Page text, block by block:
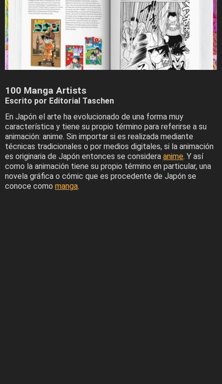
100 Manga Artists
Escrito por Editorial Taschen
En Japón el arte ha evolucionado de una forma muy
característica y tiene su propio término para referirse a su
animación: anime. Sin importar si es realizada mediante
técnicas tradicionales o por medios digitales, si la animación
es originaria de Japón entonces se considera anime. Y así
como la animación tiene su propio término en particular, una
novela gráfica o cómic que es procedente de Japón se
conoce como manga.